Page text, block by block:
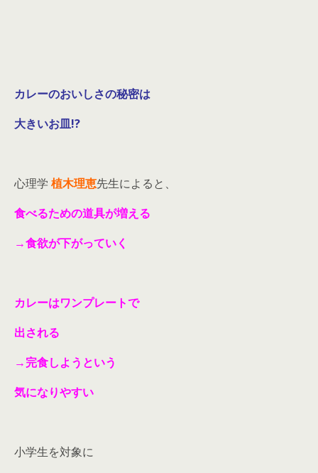
カレーのおいしさの秘密は
大きいお皿!?
心理学 植木理恵先生によると、
食べるための道具が増える
→食欲が下がっていく
カレーはワンプレートで
出される
→完食しようという
気になりやすい
小学生を対象に